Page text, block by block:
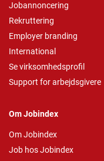
Jobannoncering
Rekruttering
Employer branding
International
Se virksomhedsprofil
Support for arbejdsgivere
Om Jobindex
Om Jobindex
Job hos Jobindex